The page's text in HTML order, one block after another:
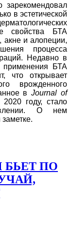
зарекомендовал
в эстетической
свойства БТА
акне и алопеции,
процесса
Недавно в
применения БТА
что открывает
врожденного
вJournal of
году, стало
О нем
ПО